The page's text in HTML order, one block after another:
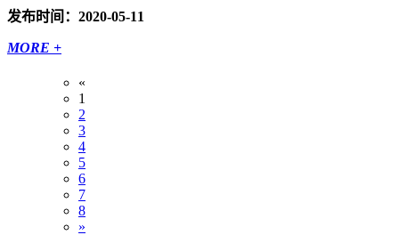
发布时间：2020-05-11
MORE +
«
1
2
3
4
5
6
7
8
»